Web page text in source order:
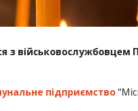
з військовослужбовцем
підприємство